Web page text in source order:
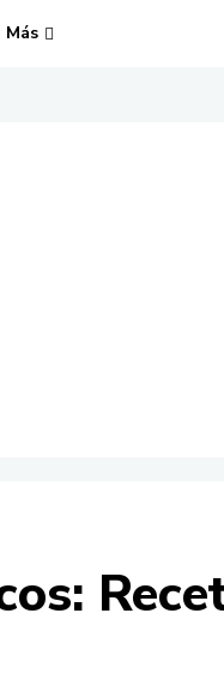
Más